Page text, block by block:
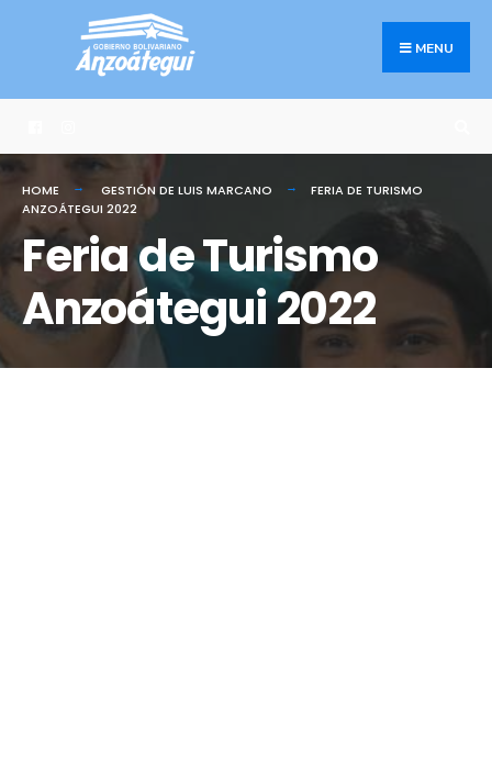
MENU
HOME GESTIÓN DE LUIS MARCANO
FERIA DE TURISMO
ANZOÁTEGUI 2022
Feria de Turismo
Anzoátegui 2022